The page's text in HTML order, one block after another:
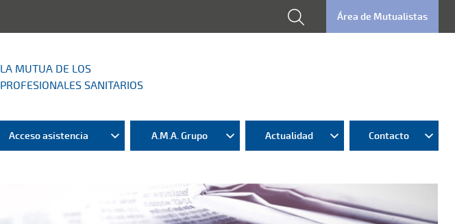
Área de Mutualistas
LA MUTUA DE LOS
PROFESIONALES SANITARIOS
Acceso asistencia A.M.A. Grupo Actualidad Contacto